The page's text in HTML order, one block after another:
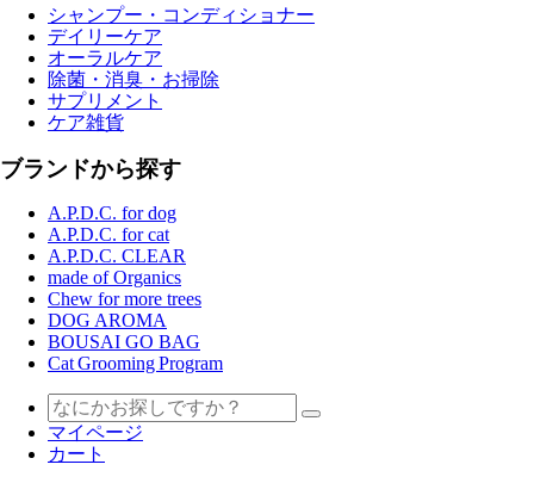
シャンプー・コンディショナー
デイリーケア
オーラルケア
除菌・消臭・お掃除
サプリメント
ケア雑貨
ブランドから探す
A.P.D.C. for dog
A.P.D.C. for cat
A.P.D.C. CLEAR
made of Organics
Chew for more trees
DOG AROMA
BOUSAI GO BAG
Cat Grooming Program
マイページ
カート